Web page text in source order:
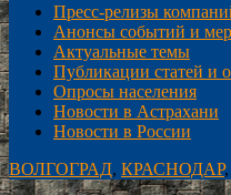
Пресс-релизы
Анонсы событий и
Актуальные темы
Публикации статей и
Опросы населения
Новости в Астрахани
Новости в России
ВОЛГОГРАД, КРАСНОДАР,